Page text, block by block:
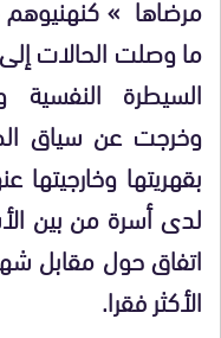
ما وصلت الحالات
السيطرة النفسية
وخرجت عن سياق
بقهريتها وخارجيتها
لدى أسرة من بين
الأكثر فقرا.